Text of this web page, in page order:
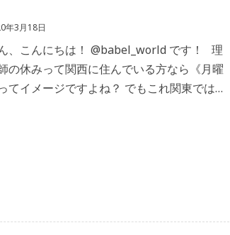
年3月18日
、こんにちは！ @babel_world です！ 理
の休みって関西に住んでいる方なら《月曜
てイメージですよね？ でもこれ関東では火